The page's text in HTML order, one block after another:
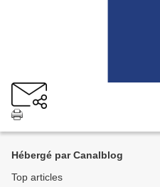
Hébergé par Canalblog
Top articles